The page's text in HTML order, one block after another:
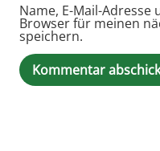
Name, E-Mail-Adresse
Browser für meinen
speichern.